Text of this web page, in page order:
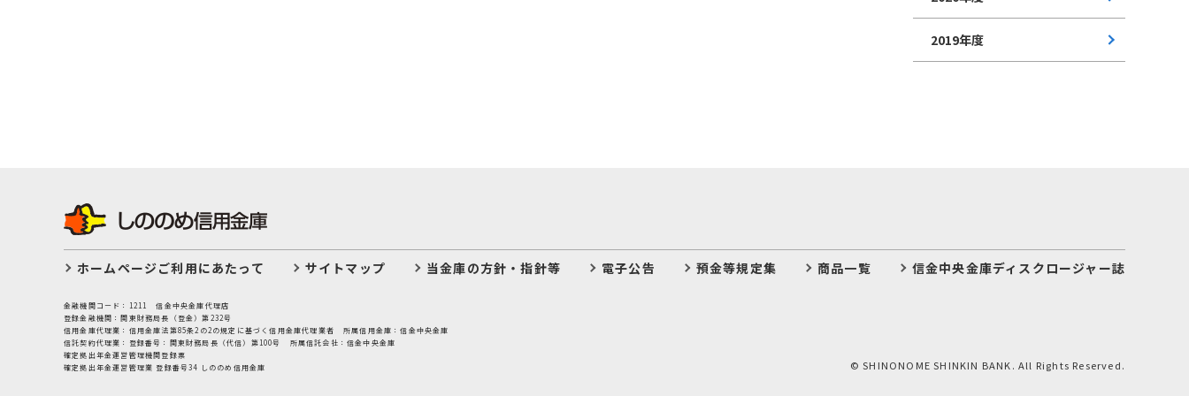
2019年度
ホームページご利用にあたって サイトマップ 当金庫の方針・指針等 電子公告 預金等規定集 商品一覧 信金中央金庫ディスクロージャー誌
金融機関コード：1211
信金中央金庫代理店
登録金融機関：関東財務局長（登金）第232号
信用金庫代理業：信用金庫法第85条2の2の規定に基づく信用金庫代理業者
所属信用金庫：信金中央金庫
信託契約代理業：登録番号：関東財務局長（代信）第100号
所属信託会社：信金中央金庫
確定拠出年金運営管理機関登録票
確定拠出年金運営管理業 登録番号34 しののめ信用金庫
© SHINONOME SHINKIN BANK. All Rights Reserved.